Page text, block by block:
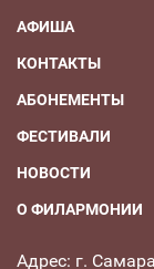
АФИША
КОНТАКТЫ
АБОНЕМЕНТЫ
ФЕСТИВАЛИ
НОВОСТИ
О ФИЛАРМОНИИ
Адрес: г.